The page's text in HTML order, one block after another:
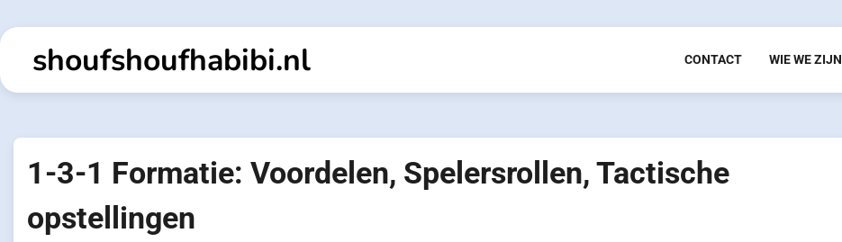
to
contentshoufshoufhabibi.nl CONTACT WIE WE ZIJN
1-3-1 Formatie: Voordelen, Spelersrollen, Tactische
opstellingen